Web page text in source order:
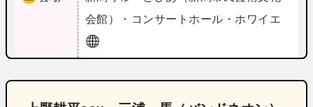
会館）・コンサートホール・ホワイエ